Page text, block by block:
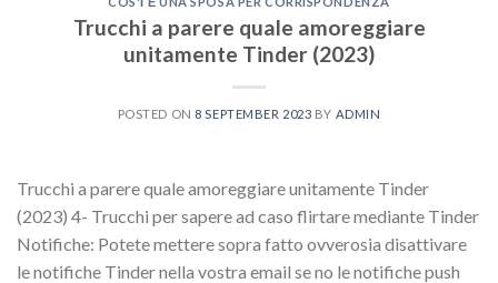
Trucchi a parere quale amoreggiare
unitamente Tinder (2023)
POSTED ON 8 SEPTEMBER 2023 BY ADMIN
Trucchi a parere quale amoreggiare unitamente Tinder
(2023) 4- Trucchi per sapere ad caso flirtare mediante Tinder
Notifiche: Potete mettere sopra fatto ovverosia disattivare
le notifiche Tinder nella vostra email se no le notifiche push